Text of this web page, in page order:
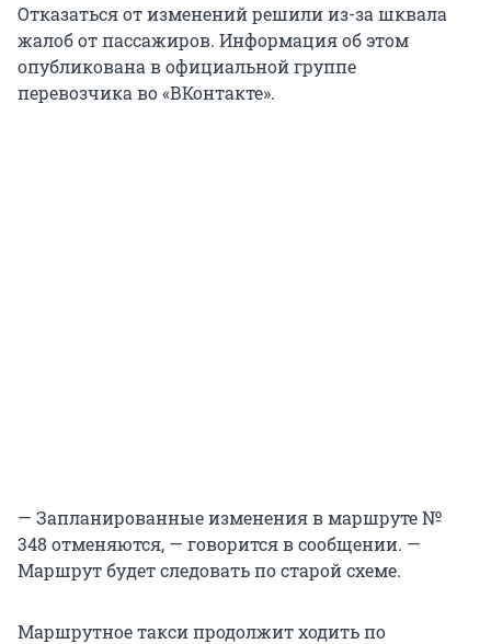
Отказаться от изменений решили из-за шквала
жалоб от пассажиров. Информация об этом
опубликована в официальной группе
перевозчика во «ВКонтакте».
— Запланированные изменения в маршруте №
348 отменяются, — говорится в сообщении. —
Маршрут будет следовать по старой схеме.
Маршрутное такси продолжит ходить по